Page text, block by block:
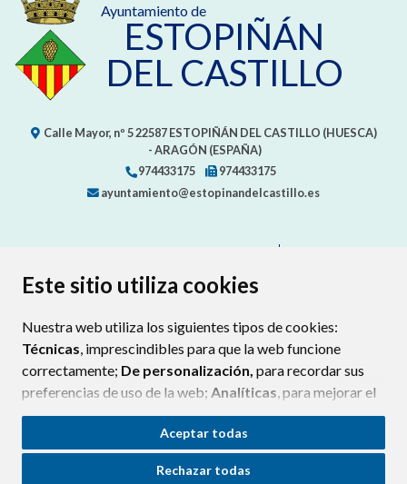
Este sitio utiliza cookies
Nuestra web utiliza los siguientes tipos de cookies:
Técnicas, imprescindibles para que la web funcione
correctamente; De personalización, para recordar sus
preferencias de uso de la web; Analíticas, para mejorar el
funcionamiento de la web y sus servicios.
Si acepta pulsando el botón“Aceptar todas”
consideramos que acepta su uso. Si pulsa el botón
Aceptar todas
Rechazar todas
Ayuntamiento de
ESTOPIÑÁN
DEL CASTILLO
Calle Mayor, nº 522587 ESTOPIÑÁN DEL CASTILLO (HUESCA)
- ARAGÓN (ESPAÑA)
974433175
974433175
ayuntamiento@estopinandelcastillo.es
AVISO LEGAL
PROTECCIÓN DE DATOS
POLÍTICA DE COOKIES